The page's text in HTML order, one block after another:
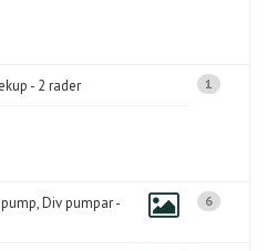
- 2 rader 1
Div pumpar -
6